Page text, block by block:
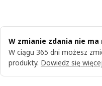
W zmianie zdania nie ma
W ciągu 365 dni możesz
produkty. Dowiedz się więcej